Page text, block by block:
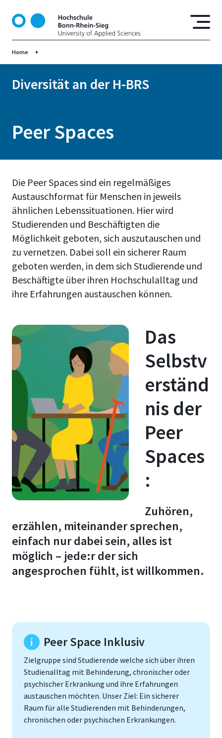
t
l
Home
Diversität an der H-BRS
Peer Spaces
Die Peer Spaces sind ein regelmäßiges
Austauschformat für Menschen in jeweils
ähnlichen Lebenssituationen. Hier wird
Studierenden und Beschäftigten die
Möglichkeit geboten, sich auszutauschen und
zu vernetzen. Dabei soll ein sicherer Raum
geboten werden, in dem sich Studierende und
Beschäftigte über ihren Hochschulalltag und
ihre Erfahrungen austauschen können.
Das
Selbstv
erständ
nis der
Peer
Spaces
:
Zuhören,
erzählen, miteinander sprechen,
einfach nur dabei sein, alles ist
möglich – jede:r der sich
angesprochen fühlt, ist willkommen.
Peer Space Inklusiv
Zielgruppe sind Studierende welche sich über ihren
Studienalltag mit Behinderung, chronischer oder
psychischer Erkrankung und ihre Erfahrungen
austauschen möchten. Unser Ziel: Ein sicherer
Raum für alle Studierenden mit Behinderungen,
chronischen oder psychischen Erkrankungen.